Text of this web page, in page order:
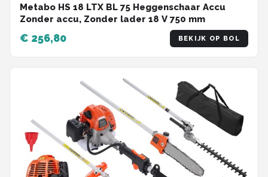
Metabo HS 18 LTX BL 75 Heggenschaar Accu
Zonder accu, Zonder lader 18 V 750 mm
€ 256,80 BEKIJK OP BOL